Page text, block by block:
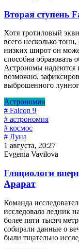
Вторая ступень
Хотя тротиловый
всего несколько
низких широт он
способна образовать
Астрономы надеются
возможно,
выброшенного
Астрономия
# Falcon 9
# астрономия
# космос
# Луна
1 августа, 20:27
Evgenia Vavilova
Гляциологи
Арарат
Команда
исследовала ледник
более пяти тысяч
собирали данные о
были тщательно